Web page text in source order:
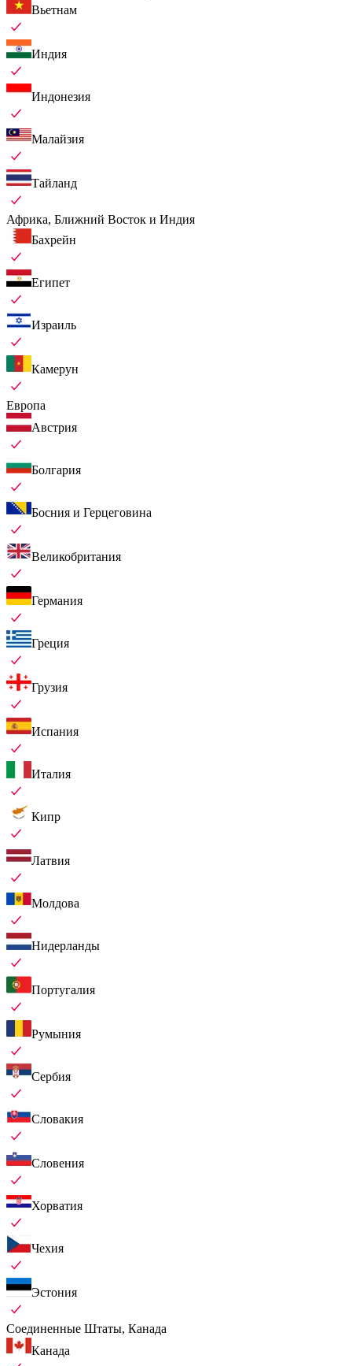
Вьетнам
Индия
Индонезия
Малайзия
Тайланд
Африка, Ближний Восток и Индия
Бахрейн
Египет
Израиль
Камерун
Европа
Австрия
Болгария
Босния и Герцеговина
Великобритания
Германия
Греция
Грузия
Испания
Италия
Кипр
Латвия
Молдова
Нидерланды
Португалия
Румыния
Сербия
Словакия
Словения
Хорватия
Чехия
Эстония
Соединенные Штаты, Канада
Канада